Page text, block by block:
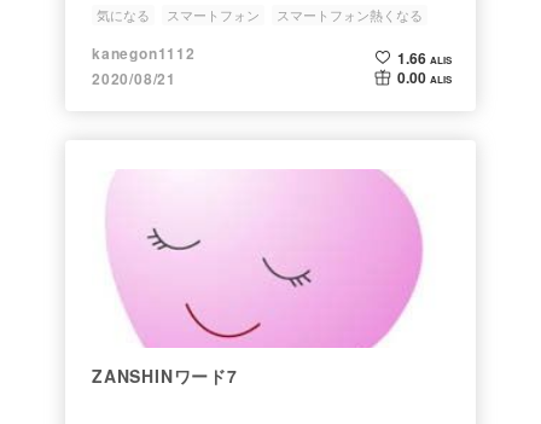
気になる スマートフォン
スマートフォン熱くなる
kanegon1112
2020/08/21
1.66 ALIS
0.00 ALIS
ZANSHINワード7